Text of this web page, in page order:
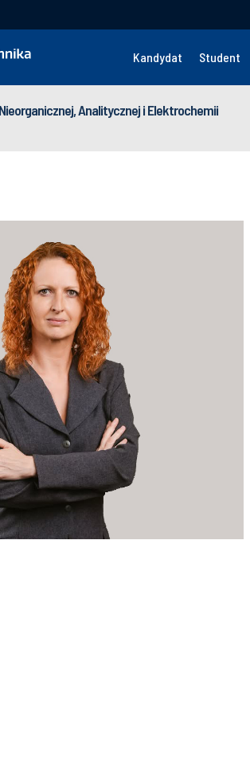
Kandydat Student
Analitycznej i Elektrochemii